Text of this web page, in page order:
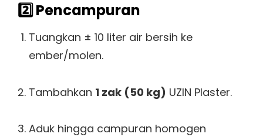
2️⃣ Pencampuran
Tuangkan ± 10 liter air bersih ke
ember/molen.
Tambahkan 1 zak (50 kg) UZIN Plaster.
Aduk hingga campuran homogen